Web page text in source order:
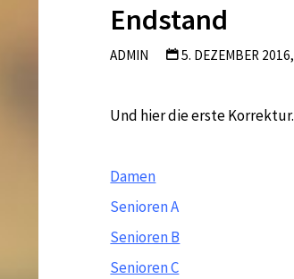
Endstand
ADMIN 5. DEZEMBER
Und hier die erste
Damen
Senioren A
Senioren B
Senioren C